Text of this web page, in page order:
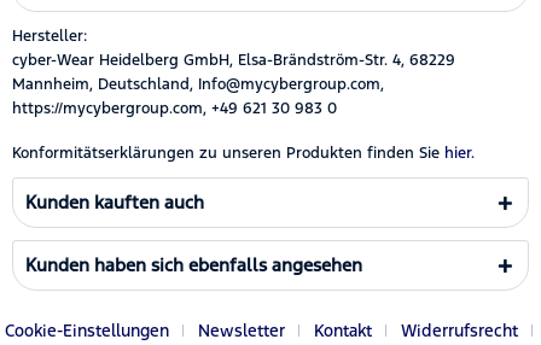
Hersteller:
cyber-Wear Heidelberg GmbH, Elsa-Brändström-Str. 4, 68229
Mannheim, Deutschland, Info@mycybergroup.com,
https://mycybergroup.com, +49 621 30 983 0
Konformitätserklärungen zu unseren Produkten finden Sie hier.
Kunden kauften auch
Kunden haben sich ebenfalls angesehen
Cookie-Einstellungen Newsletter Kontakt
Widerrufsrecht